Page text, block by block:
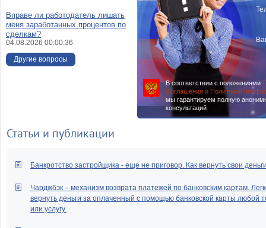
В соответствии с положениями
Соглашения и Политикой
мы гарантируем полную
консультаций
Вправе ли работодатель лишать
меня заработанных процентов по
сделкам?
04.08.2026 00:00:36
Другие вопросы
Статьи и публикации
Банкротство застройщика - еще не приговор. Как вернуть свои
Чарджбэк – механизм возврата платежей по банковским картам.
вернуть деньги за оплаченный с помощью банковской карты любой
или услугу.